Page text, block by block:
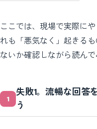
ここでは、現場で実際に
れも「悪気なく」起きる
ないか確認しながら読んで
失敗1。流暢な回答
う